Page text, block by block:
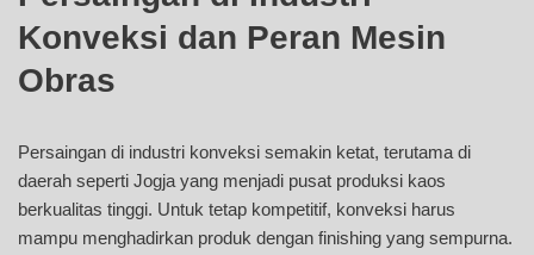
Konveksi dan Peran Mesin
Obras
Persaingan di industri konveksi semakin ketat, terutama di
daerah seperti Jogja yang menjadi pusat produksi kaos
berkualitas tinggi. Untuk tetap kompetitif, konveksi harus
mampu menghadirkan produk dengan finishing yang sempurna.